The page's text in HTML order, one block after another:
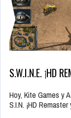
S.W.I.N.E. ¡HD
Hoy, Kite Games y
S.I.N. ¡HD